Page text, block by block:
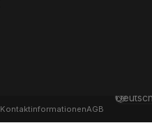
KontaktinformationenAGB
Sprache